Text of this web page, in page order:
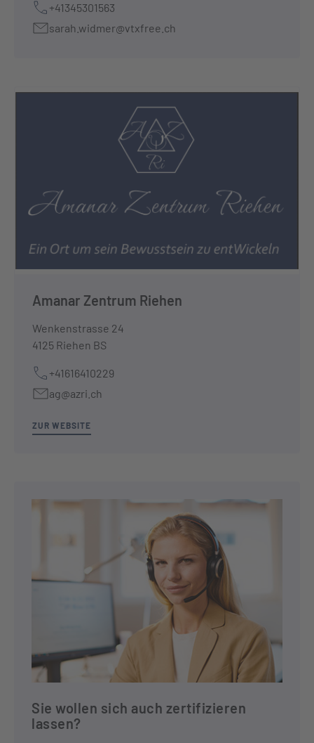
+41345301563
sarah.widmer@vtxfree.ch
Amanar Zentrum Riehen
Wenkenstrasse 24
4125 Riehen BS
+41616410229
ag@azri.ch
ZUR WEBSITE
Sie wollen sich auch zertifizieren
lassen?